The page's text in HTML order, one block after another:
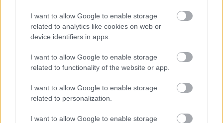
I want to allow Google to enable storage
related to analytics like cookies on web or
device identifiers in apps.
I want to allow Google to enable storage
related to functionality of the website or app.
I want to allow Google to enable storage
related to personalization.
I want to allow Google to enable storage
E-mail cím
Feliratkozom a hírlevélre és elfogadom az
adatvédelmi
szabályzatot!
FELIRATKOZÁS